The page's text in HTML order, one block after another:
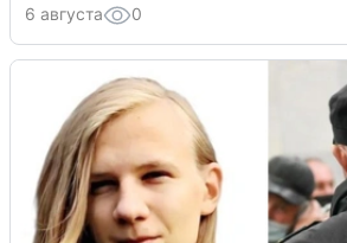
6 августа 0